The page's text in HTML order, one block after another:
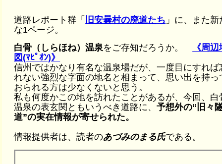
道路レポート群「 旧安曇村の廃道たち 」に、また新
な1ページ。
白骨（しらほね）温泉をご存知だろうか。
《周
図(ﾏﾋﾟｵﾝ)》
信州ではかなり有名な温泉場だが、一度目にすれば
れない強烈な字面の地名と相まって、思い出を持っ
おられる方は少なくないと思う。
私も何度かこの地を訪れたことがあるが、今回、白
温泉の表玄関ともいうべき道路に、予想外の“旧々
道”の実在情報が寄せられた。
情報提供者は、読者のあづみのまる氏である。